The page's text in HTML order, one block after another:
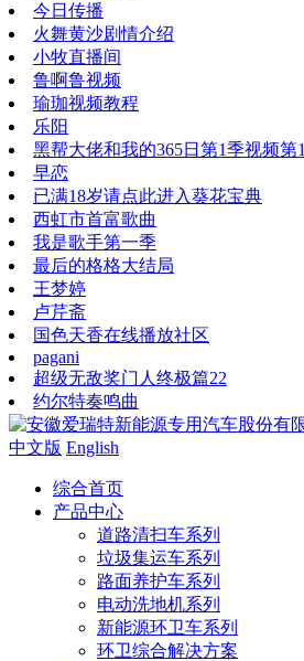
今日传播
火舞黄沙剧情介绍
小牧直播间
鲁啊鲁视频
瑜珈视频教程
乐阳
黑帮大佬和我的365日第1季视频第1
早恋
已满18岁请点此进入葵花宝典
西虹市首富歌曲
我是歌手第一季
最后的格格大结局
王梦婷
卢芹斋
国色天香在线播放社区
pagani
超级无敌奖门人终极篇22
约尔特奏鸣曲
中文版 English
综合首页
产品中心
道路清扫车系列
垃圾集运车系列
路面养护车系列
电动洗地机系列
新能源环卫车系列
环卫综合解决方案